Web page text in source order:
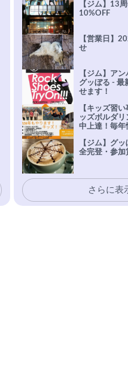
【ジム】13
10%OFF
【営業日】
せ
【ジム】ア
グッぼる - 最
せます！
【キッズ習
ッズボルダ
中上達！毎年
【ジム】グ
全完登・参加
さらに表